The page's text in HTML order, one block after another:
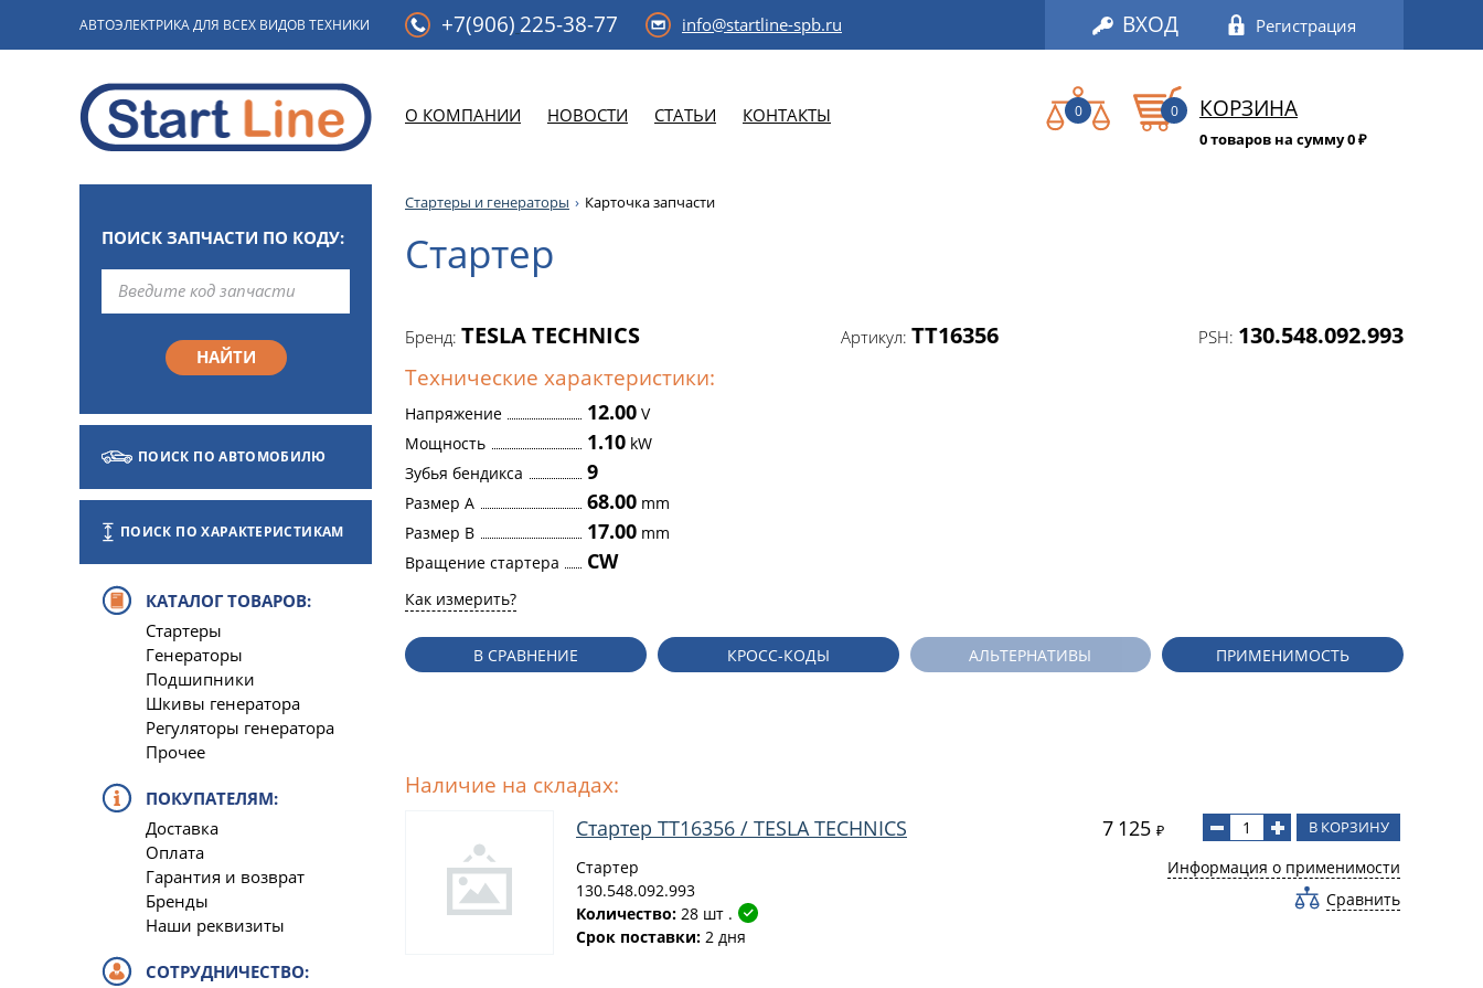
АВТОЭЛЕКТРИКА ДЛЯ ВСЕХ ВИДОВ ТЕХНИКИ +7(906) 225-38-77 info@startline-spb.ru ВХОД Регистрация
О КОМПАНИИ НОВОСТИ СТАТЬИ КОНТАКТЫ 0 0 КОРЗИНА
0 товаров на сумму 0₽
ПОИСК ЗАПЧАСТИ ПО КОДУ:
ПОИСК ПО АВТОМОБИЛЮ
ПОИСК ПО ХАРАКТЕРИСТИКАМ
КАТАЛОГ ТОВАРОВ:
Стартеры
Генераторы
Подшипники
Шкивы генератора
Регуляторы генератора
Прочее
ПОКУПАТЕЛЯМ:
Доставка
Оплата
Гарантия и возврат
Бренды
Наши реквизиты
СОТРУДНИЧЕСТВО:
Стартеры и генераторы Карточка запчасти
Стартер
Бренд: TESLA TECHNICS Артикул: TT16356 PSH: 130.548.092.993
Технические характеристики:
Напряжение 12.00 V
Мощность
1.10 kW
Зубья бендикса
9
Размер A 68.00 mm
Размер B
17.00 mm
Вращение стартера
CW
Как измерить?
В СРАВНЕНИЕ КРОСС-КОДЫ АЛЬТЕРНАТИВЫ ПРИМЕНИМОСТЬ
Наличие на складах:
Стартер TT16356 / TESLA TECHNICS 7 125 ₽ В КОРЗИНУ
Стартер
130.548.092.993
Количество: 28 шт .
Срок поставки: 2 дня
Информация о применимости
Сравнить